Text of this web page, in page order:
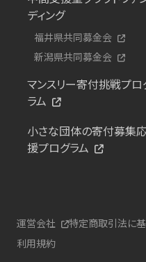
ディング
福井県共同募金会
新潟県共同募金会
マンスリー寄付挑戦プロ
ラム
小さな団体の寄付募集
援プログラム
運営会社 特定商取引法に
利用規約